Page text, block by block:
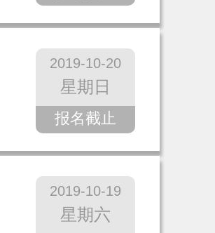
2019-10-20
星期日
报名截止
2019-10-19
星期六